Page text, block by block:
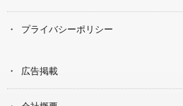
プライバシーポリシー
広告掲載